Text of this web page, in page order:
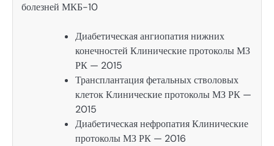
болезней МКБ-10
Диабетическая ангиопатия нижних
конечностей Клинические протоколы МЗ
РК — 2015
Трансплантация фетальных стволовых
клеток Клинические протоколы МЗ РК —
2015
Диабетическая нефропатия Клинические
протоколы МЗ РК — 2016